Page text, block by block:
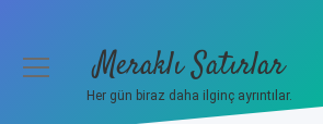
menüyü
Meraklı Satırlar
Her gün biraz daha ilginç ayrıntılar.